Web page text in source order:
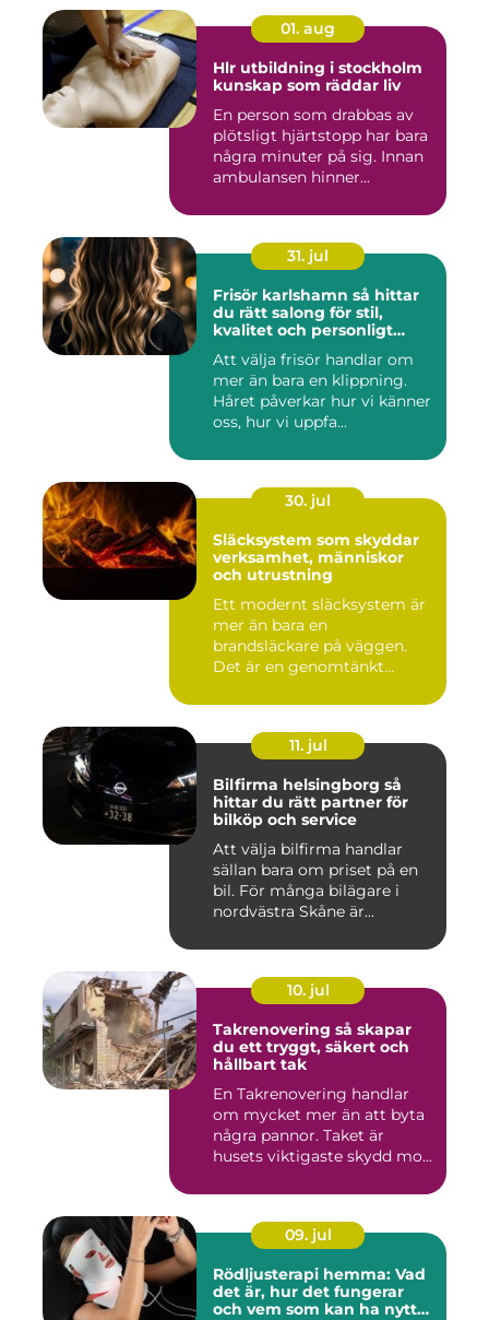
01. aug
Hlr utbildning i stockholm
kunskap som räddar liv
En person som drabbas av
plötsligt hjärtstopp har bara
några minuter på sig. Innan
ambulansen hinner...
31. jul
Frisör karlshamn så hittar
du rätt salong för stil,
kvalitet och personligt
Att välja frisör handlar om
mer än bara en klippning.
Håret påverkar hur vi känner
oss, hur vi uppfa...
30. jul
Släcksystem som skyddar
verksamhet, människor
och utrustning
Ett modernt släcksystem är
mer än bara en
brandsläckare på väggen.
Det är en genomtänkt
11. jul
Bilfirma helsingborg så
hittar du rätt partner för
bilköp och service
Att välja bilfirma handlar
sällan bara om priset på en
bil. För många bilägare i
nordvästra Skåne är...
10. jul
Takrenovering så skapar
du ett tryggt, säkert och
hållbart tak
En Takrenovering handlar
om mycket mer än att byta
några pannor. Taket är
husets viktigaste skydd mo...
09. jul
Rödljusterapi hemma: Vad
det är, hur det fungerar
och vem som kan ha nytta